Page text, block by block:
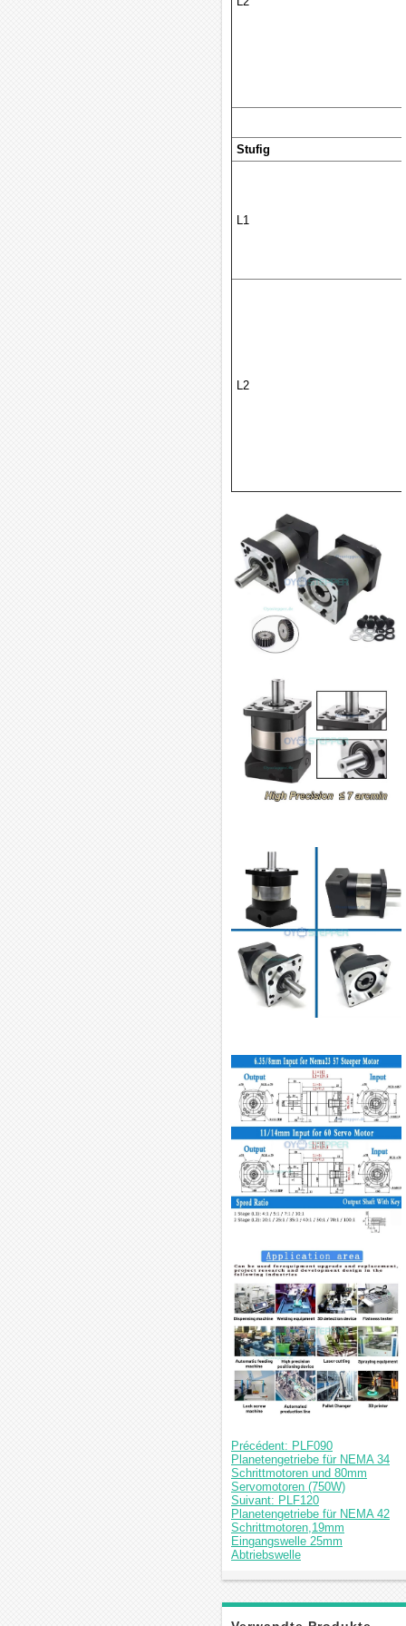
Stufig
L1
L2
Précédent: PLF090
Planetengetriebe für NEMA 34
Schrittmotoren und 80mm
Servomotoren (750W)
Suivant: PLF120
Planetengetriebe für NEMA 42
Schrittmotoren,19mm
Eingangswelle 25mm
Abtriebswelle